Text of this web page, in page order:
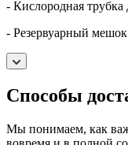
- Кислородная
- Резервуарный
Способы
Мы понимаем, как